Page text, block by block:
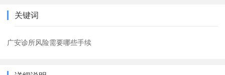
关键词
广安诊所风险需要哪些手续